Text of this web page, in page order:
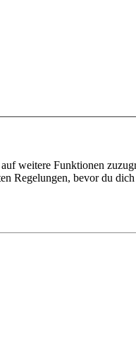
weitere Funktionen
Regelungen, bevor du